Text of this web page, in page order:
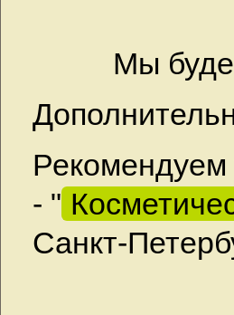
Мы
Рекомендуем
- "
Санкт-